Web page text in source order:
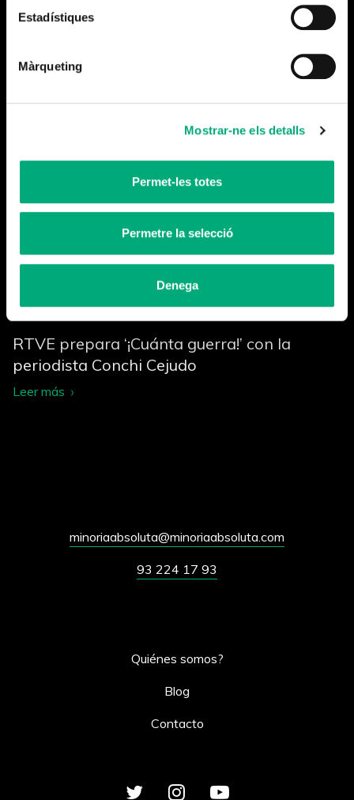
Estadístiques
Màrqueting
Mostrar-ne els detalls
Permet-les totes
Permetre la selecció
Denega
Cerramos la temporada
Leer más
RTVE prepara ‘¡Cuánta guerra!’ con la
periodista Conchi Cejudo
Leer más
minoriaabsoluta@minoriaabsoluta.com
93 224 17 93
Quiénes somos?
Blog
Contacto